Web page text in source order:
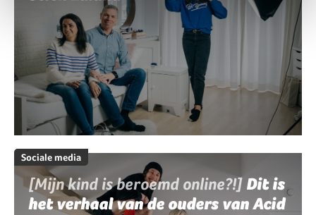
Sociale media
[Mijn kind is beroemd online?!] Dit is
het verhaal van de ouders van Acid